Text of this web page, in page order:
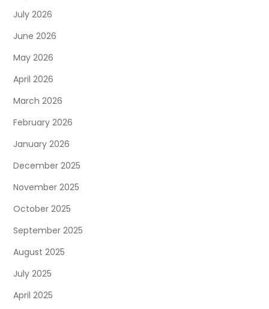
July 2026
June 2026
May 2026
April 2026
March 2026
February 2026
January 2026
December 2025
November 2025
October 2025
September 2025
August 2025
July 2025
April 2025